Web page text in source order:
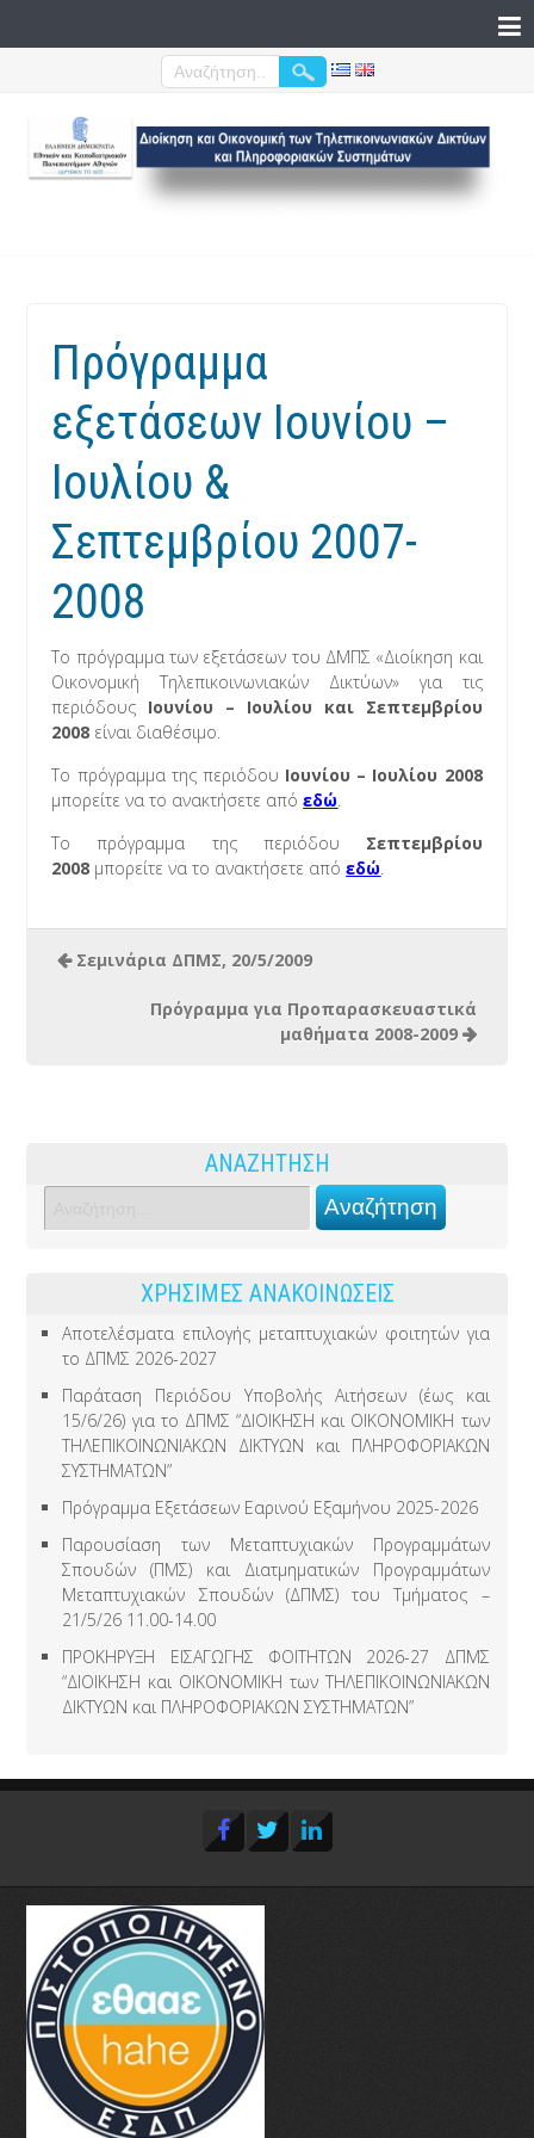
Πρόγραμμα
εξετάσεων Ιουνίου –
Ιουλίου &
Σεπτεμβρίου 2007-
2008
Το πρόγραμμα των εξετάσεων του ΔΜΠΣ «Διοίκηση και
Οικονομική Τηλεπικοινωνιακών Δικτύων» για τις
περιόδους Ιουνίου – Ιουλίου και Σεπτεμβρίου
2008 είναι διαθέσιμο.
Το πρόγραμμα της περιόδου Ιουνίου – Ιουλίου 2008
μπορείτε να το ανακτήσετε απόεδώ.
Το πρόγραμμα της περιόδου Σεπτεμβρίου
2008 μπορείτε να το ανακτήσετε απόεδώ.
Σεμινάρια ΔΠΜΣ, 20/5/2009
Πρόγραμμα για Προπαρασκευαστικά
μαθήματα 2008-2009
ΑΝΑΖΗΤΗΣΗ
ΧΡΗΣΙΜΕΣ ΑΝΑΚΟΙΝΩΣΕΙΣ
Αποτελέσματα επιλογής μεταπτυχιακών φοιτητών για
το ΔΠΜΣ 2026-2027
Παράταση Περιόδου Υποβολής Αιτήσεων (έως και
15/6/26) για το ΔΠΜΣ “ΔΙΟΙΚΗΣΗ και ΟΙΚΟΝΟΜΙΚΗ των
ΤΗΛΕΠΙΚΟΙΝΩΝΙΑΚΩΝ ΔΙΚΤΥΩΝ και ΠΛΗΡΟΦΟΡΙΑΚΩΝ
ΣΥΣΤΗΜΑΤΩΝ”
Πρόγραμμα Εξετάσεων Εαρινού Εξαμήνου 2025-2026
Παρουσίαση των Μεταπτυχιακών Προγραμμάτων
Σπουδών (ΠΜΣ) και Διατμηματικών Προγραμμάτων
Μεταπτυχιακών Σπουδών (ΔΠΜΣ) του Τμήματος –
21/5/26 11.00-14.00
ΠΡΟΚΗΡΥΞΗ ΕΙΣΑΓΩΓΗΣ ΦΟΙΤΗΤΩΝ 2026-27 ΔΠΜΣ
“ΔΙΟΙΚΗΣΗ και ΟΙΚΟΝΟΜΙΚΗ των ΤΗΛΕΠΙΚΟΙΝΩΝΙΑΚΩΝ
ΔΙΚΤΥΩΝ και ΠΛΗΡΟΦΟΡΙΑΚΩΝ ΣΥΣΤΗΜΑΤΩΝ”